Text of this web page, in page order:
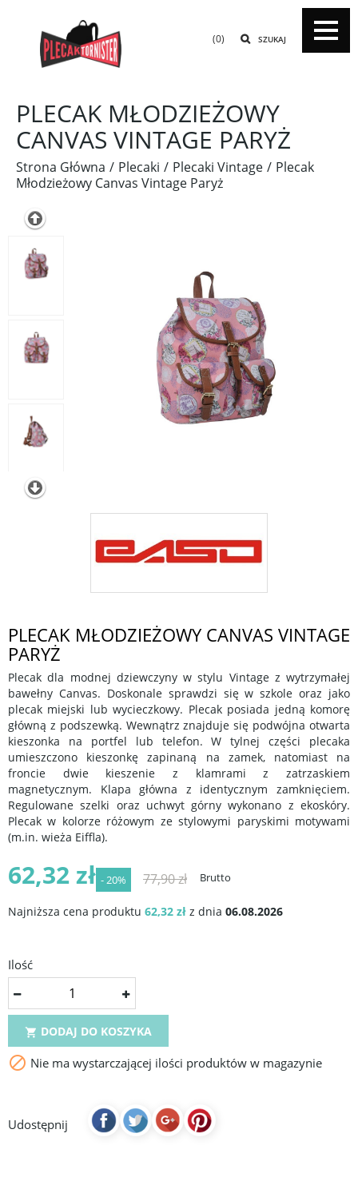
SZUKAJ
(0)
PLECAK MŁODZIEŻOWY
CANVAS VINTAGE PARYŻ
Strona Główna Plecaki Plecaki Vintage
Plecak
Młodzieżowy Canvas Vintage Paryż
PLECAK MŁODZIEŻOWY CANVAS VINTAGE
PARYŻ
Plecak dla modnej dziewczyny w stylu Vintage z wytrzymałej
bawełny Canvas. Doskonale sprawdzi się w szkole oraz jako
plecak miejski lub wycieczkowy. Plecak posiada jedną komorę
główną z podszewką. Wewnątrz znajduje się podwójna otwarta
kieszonka na portfel lub telefon. W tylnej części plecaka
umieszczono kieszonkę zapinaną na zamek, natomiast na
froncie dwie kieszenie z klamrami z zatrzaskiem
magnetycznym. Klapa główna z identycznym zamknięciem.
Regulowane szelki oraz uchwyt górny wykonano z ekoskóry.
Plecak w kolorze różowym ze stylowymi paryskimi motywami
(m.in. wieża Eiffla).
62,32 zł - 20% 77,90 zł Brutto
Najniższa cena produktu 62,32 zł z dnia 06.08.2026
Ilość
 DODAJ DO KOSZYKA
 Nie ma wystarczającej ilości produktów w magazynie
Udostępnij